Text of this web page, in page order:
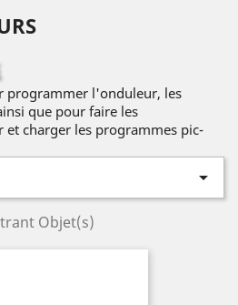
programmer l'onduleur, les
que pour faire les
et charger les programmes pic-

Objet(s)